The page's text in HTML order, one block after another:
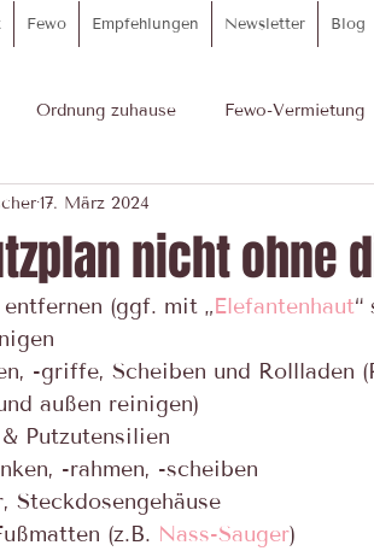
Fewo Empfehlungen Newsletter Blog
Ordnung zuhause Fewo-Vermietung
Team proWIN Yourday
nicht ohne
17. März 2024
(ggf. mit „Elefantenhaut“
-griffe, Scheiben und Rollladen
außen reinigen)
Putzutensilien
-rahmen, -scheiben
Steckdosengehäuse
(z.B. Nass-Sauger)